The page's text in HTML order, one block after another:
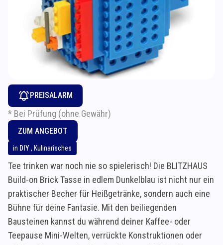
PREISALARM
* Bei Prüfung (ohne Gewähr)
ZUM ANGEBOT
in DIY, Kulinarisches
Tee trinken war noch nie so spielerisch! Die BLITZHAUS
Build-on Brick Tasse in edlem Dunkelblau ist nicht nur ein
praktischer Becher für Heißgetränke, sondern auch eine
Bühne für deine Fantasie. Mit den beiliegenden
Bausteinen kannst du während deiner Kaffee- oder
Teepause Mini-Welten, verrückte Konstruktionen oder